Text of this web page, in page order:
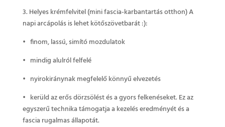
3. Helyes krémfelvitel (mini fascia-karbantartás otthon) A
napi arcápolás is lehet kötőszövetbarát :):
• finom, lassú, simító mozdulatok
• mindig alulról felfelé
• nyirokiránynak megfelelő könnyű elvezetés
• kerüld az erős dörzsölést és a gyors felkenéseket. Ez az
egyszerű technika támogatja a kezelés eredményét és a
fascia rugalmas állapotát.